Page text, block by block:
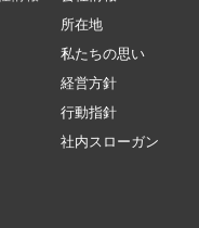
所在地
私たちの思い
経営方針
行動指針
社内スローガン